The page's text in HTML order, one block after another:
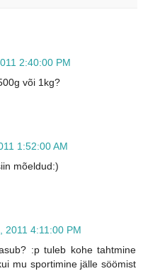
2:40:00 PM
või 1kg?
1:52:00 AM
mõeldud:)
2011 4:11:00 PM
:p tuleb kohe tahtmine
mu sportimine jälle söömist